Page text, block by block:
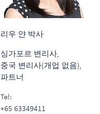
리우 얀 박사
싱가포르 변리사,
중국 변리사(개업 없음),
파트너
Tel:
+65 63349411